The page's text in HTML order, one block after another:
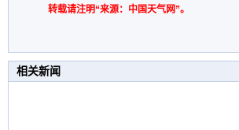
转载请注明“来源：中国天气网”。
相关新闻